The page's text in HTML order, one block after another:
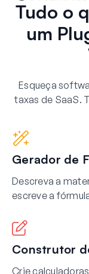
Tudo o
um
Esqueça
taxas de SaaS.
Gerador de
Descreva a
escreve a
Construtor
Crie